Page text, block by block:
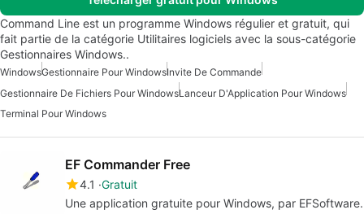
Command Line est un programme Windows régulier et gratuit, qui
fait partie de la catégorie Utilitaires logiciels avec la sous-catégorie
Gestionnaires Windows..
WindowsGestionnaire Pour WindowsInvite De Commande
Gestionnaire De Fichiers Pour WindowsLanceur D'Application Pour Windows
Terminal Pour Windows
EF Commander Free
4.1 Gratuit
Une application gratuite pour Windows, par EFSoftware.